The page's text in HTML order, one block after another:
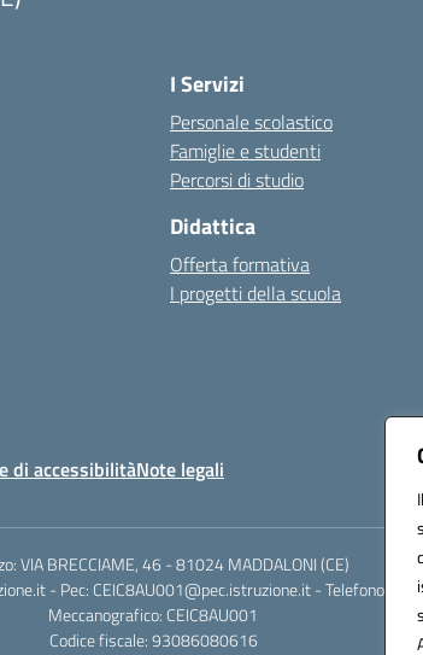
I Servizi
Personale scolastico
Famiglie e studenti
Percorsi di studio
Didattica
Offerta formativa
I progetti della scuola
di accessibilitàNote legali
VIA BRECCIAME, 46 - 81024 MADDALONI (CE)
- Pec: CEIC8AU001@pec.istruzione.it - Telefono:
Meccanografico: CEIC8AU001
Codice fiscale: 93086080616